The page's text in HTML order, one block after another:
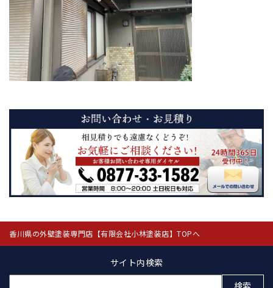
香川県の外壁塗装専門店【有限会社小林塗装店】TOPへ
サイト内検索